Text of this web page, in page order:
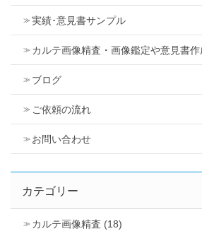
実績･意見書サンプル
カルテ画像精査・画像鑑定や意見書
ブログ
ご依頼の流れ
お問い合わせ
カテゴリー
カルテ画像精査 (18)